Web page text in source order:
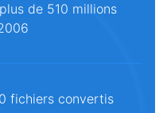
de 510 millions
fichiers convertis